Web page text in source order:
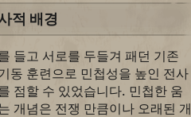
적 배경
들고 서로를 두들겨 패던 기존
동 훈련으로 민첩성을 높인 전사
점할 수 있었습니다. 민첩한 움
개념은 전쟁 만큼이나 오래된 개